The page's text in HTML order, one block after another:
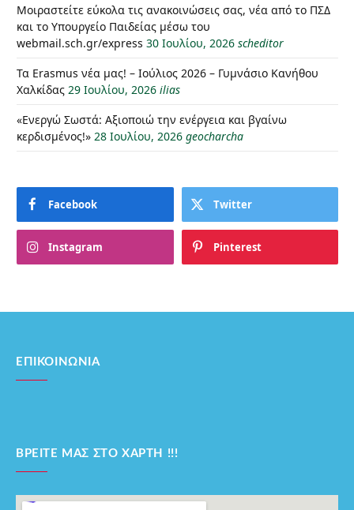
Μοιραστείτε εύκολα τις ανακοινώσεις σας, νέα από το ΠΣΔ
και το Υπουργείο Παιδείας μέσω του
webmail.sch.gr/express 30 Ιουλίου, 2026 scheditor
Τα Erasmus νέα μας! – Ιούλιος 2026 – Γυμνάσιο Κανήθου
Χαλκίδας 29 Ιουλίου, 2026 ilias
«Ενεργώ Σωστά: Αξιοποιώ την ενέργεια και βγαίνω
κερδισμένος!» 28 Ιουλίου, 2026 geocharcha
Facebook Twitter
Instagram Pinterest
ΕΠΙΚΟΙΝΩΝΊΑ
ΒΡΕΊΤΕ ΜΑΣ ΣΤΟ ΧΆΡΤΗ !!!